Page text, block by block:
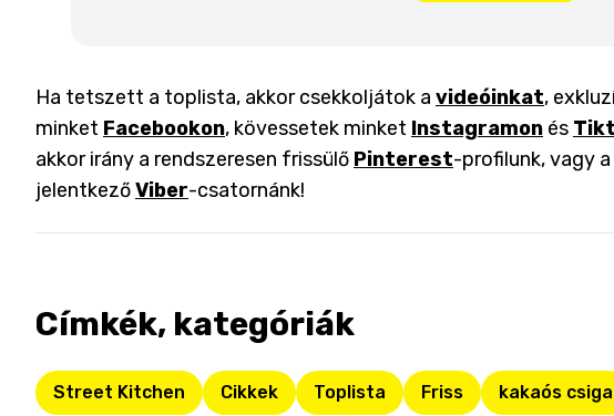
Ha tetszett a toplista, akkor csekkoljátok a videóinkat,
minket Facebookon, kövessetek minket Instagramon és
akkor irány a rendszeresen frissülő Pinterest-profilunk, vagy
jelentkezőViber-csatornánk!
Címkék, kategóriák
Street Kitchen Cikkek Toplista Friss kakaós csiga